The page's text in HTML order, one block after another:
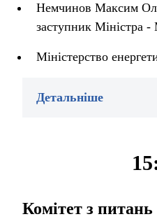
Немчинов Максим
заступник Міністра -
Міністерство
Детальніше
Комітет з питань